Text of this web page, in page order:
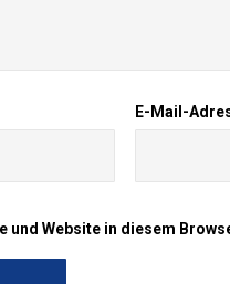
E-Mail-
und Website in diesem